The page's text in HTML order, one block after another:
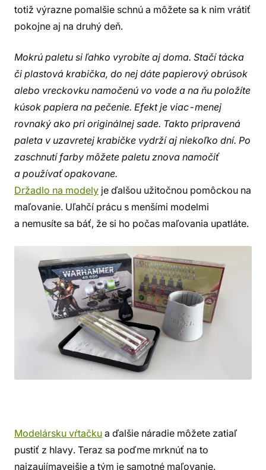
totiž výrazne pomalšie schnú a môžete sa k nim vrátiť
pokojne aj na druhý deň.
Mokrú paletu si ľahko vyrobíte aj doma. Stačí tácka
či plastová krabička, do nej dáte papierový obrúsok
alebo vreckovku namočenú vo vode a na ňu položíte
kúsok papiera na pečenie. Efekt je viac-menej
rovnaký ako pri originálnej sade. Takto pripravená
paleta v uzavretej krabičke vydrží aj niekoľko dní. Po
zaschnutí farby môžete paletu znova namočiť
a používať opakovane.
Držadlo na modely je ďalšou užitočnou pomôckou na
maľovanie. Uľahčí prácu s menšími modelmi
a nemusíte sa báť, že si ho počas maľovania upatláte.
Modelársku vŕtačku a ďalšie náradie môžete zatiaľ
pustiť z hlavy. Teraz sa poďme mrknúť na to
najzaujímavejšie a tým je samotné maľovanie.